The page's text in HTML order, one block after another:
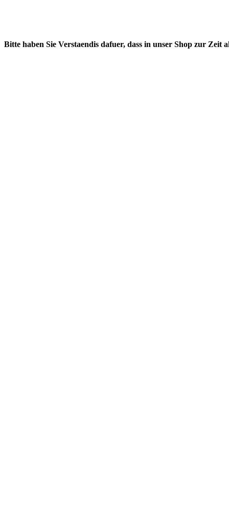
Bitte haben Sie Verstaendis dafuer, dass in unser Shop zur